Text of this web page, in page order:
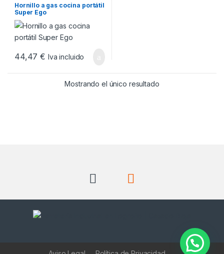
Hornillo a gas cocina portátil
Super Ego
44,47€ Iva incluido
Mostrando el único resultado